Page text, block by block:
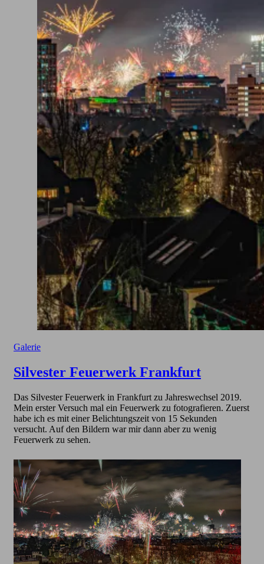
Galerie
Silvester Feuerwerk Frankfurt
Das Silvester Feuerwerk in Frankfurt zu Jahreswechsel 2019.
Mein erster Versuch mal ein Feuerwerk zu fotografieren. Zuerst
habe ich es mit einer Belichtungszeit von 15 Sekunden
versucht. Auf den Bildern war mir dann aber zu wenig
Feuerwerk zu sehen.